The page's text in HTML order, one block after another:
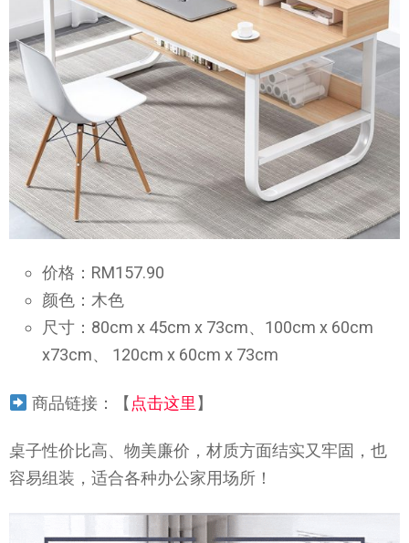
价格：RM157.90
颜色：木色
尺寸：80cm x 45cm x 73cm、100cm x 60cm
x73cm、 120cm x 60cm x 73cm
商品链接：【 点击这里 】
桌子性价比高、物美廉价，材质方面结实又牢固，也
容易组装，适合各种办公家用场所！